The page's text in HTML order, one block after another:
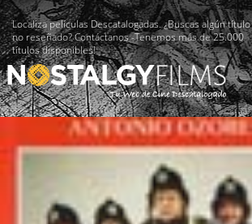
Localiza películas Descatalogadas. ¿Buscas algún título
no reseñado? Contáctanos -Tenemos más de 25.000
títulos disponibles!